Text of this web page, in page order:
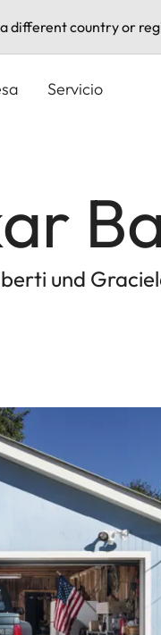
different country or
Servicio
und